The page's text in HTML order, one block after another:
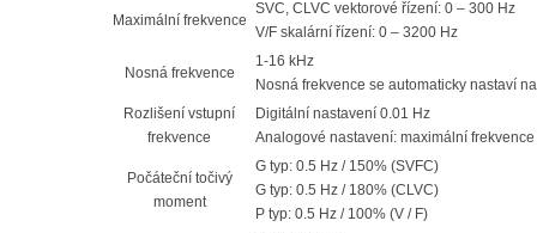
Maximální frekvence
SVC, CLVC vektorové řízení: 0 – 300 Hz
V/F skalární řízení: 0 – 3200 Hz
Nosná frekvence
1-16 kHz
Nosná frekvence se automaticky nastaví
Rozlišení vstupní
frekvence
Digitální nastavení 0.01 Hz
Analogové nastavení: maximální
Počáteční točivý
moment
G typ: 0.5 Hz / 150% (SVFC)
G typ: 0.5 Hz / 180% (CLVC)
P typ: 0.5 Hz / 100% (V / F)